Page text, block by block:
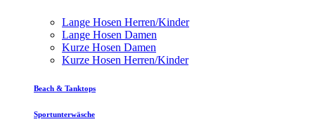
Lange Hosen Herren/Kinder
Lange Hosen Damen
Kurze Hosen Damen
Kurze Hosen Herren/Kinder
Beach & Tanktops
Sportunterwäsche